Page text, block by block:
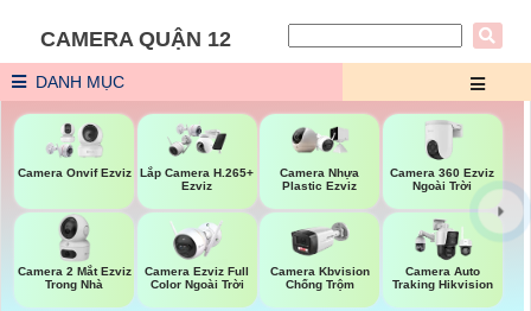
CAMERA QUẬN 12
DANH MỤC
Camera Onvif Ezviz
Lắp Camera H.265+
Ezviz
Camera Nhựa
Plastic Ezviz
Camera 360 Ezviz
Ngoài Trời
Camera 2 Mắt Ezviz
Trong Nhà
Camera Ezviz Full
Color Ngoài Trời
Camera Kbvision
Chống Trộm
Camera Auto
Traking Hikvision